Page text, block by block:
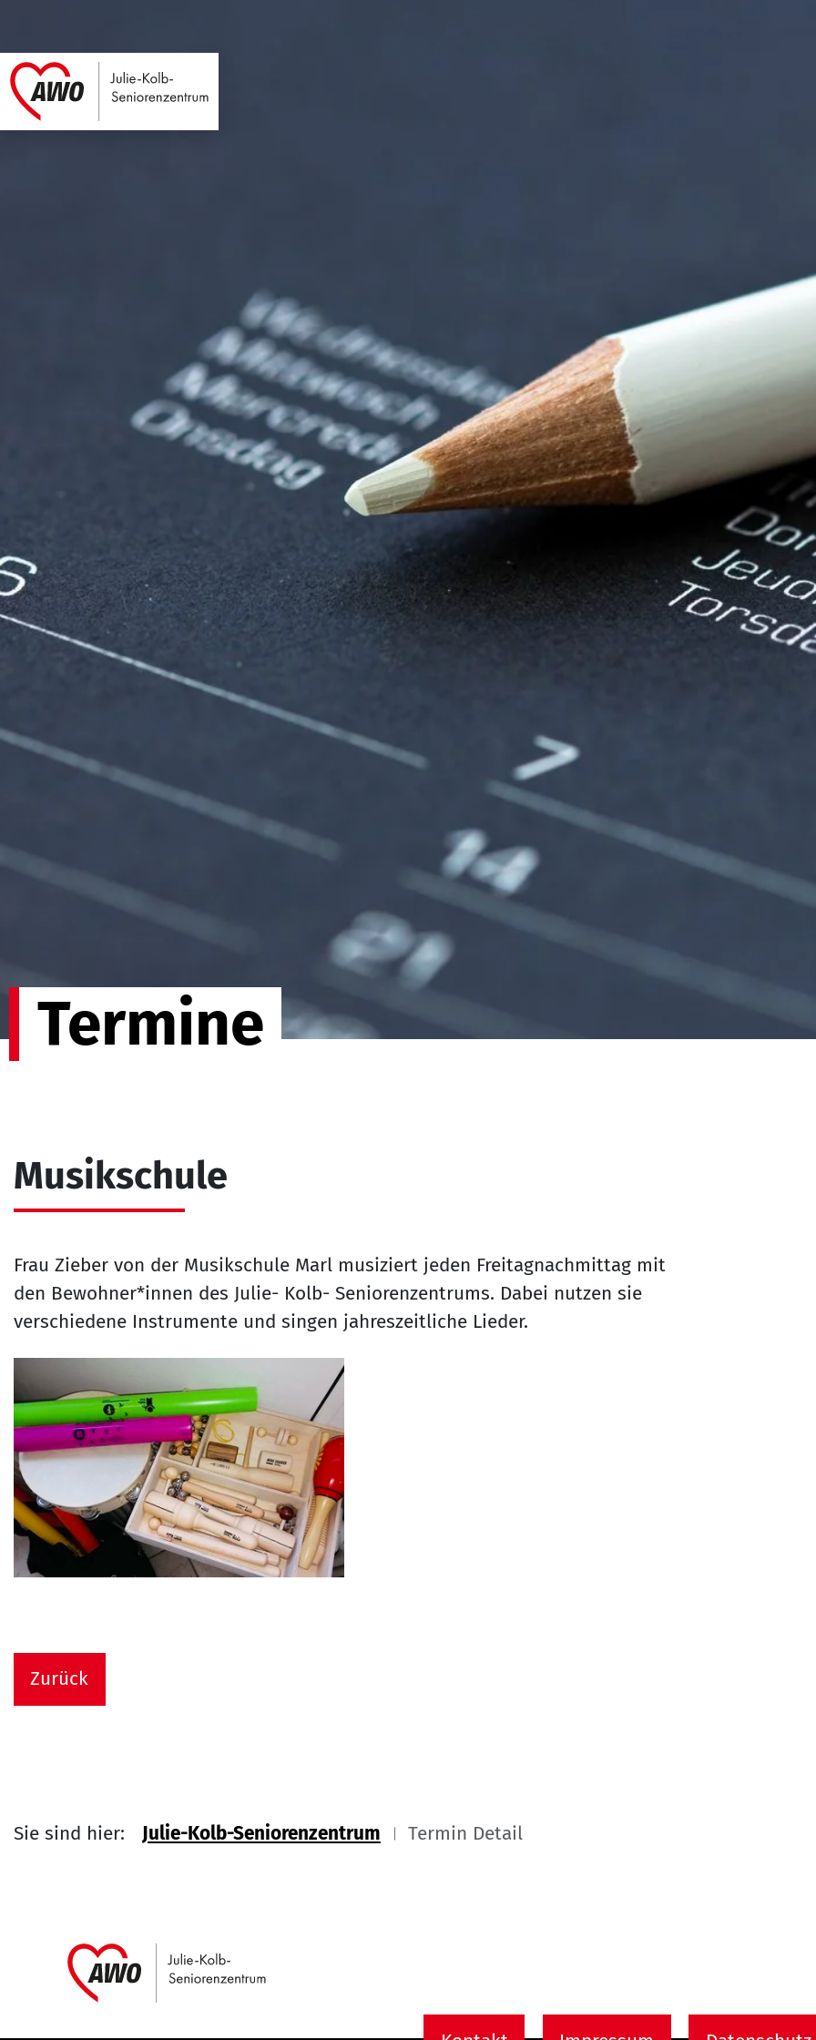
Termine
Musikschule
Frau Zieber von der Musikschule Marl musiziert jeden Freitagnachmittag mit
den Bewohner*innen des Julie- Kolb- Seniorenzentrums. Dabei nutzen sie
verschiedene Instrumente und singen jahreszeitliche Lieder.
Zurück
Sie sind hier: Julie-Kolb-Seniorenzentrum Termin Detail